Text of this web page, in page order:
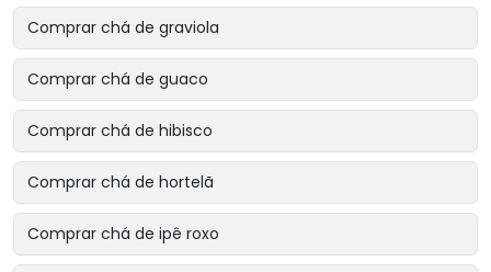
Comprar chá de graviola
Comprar chá de guaco
Comprar chá de hibisco
Comprar chá de hortelã
Comprar chá de ipê roxo